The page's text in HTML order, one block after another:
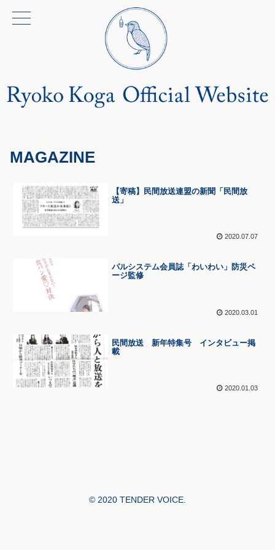
MAGAZINE
【寄稿】民間放送連盟の新聞「民間放
送」
2020.07.07
パルシステム会員誌「わいわい」防災ペ
ージ監修
2020.03.01
民間放送 新年特集号 インタビュー掲
載
2020.01.03
© 2020 TENDER VOICE.